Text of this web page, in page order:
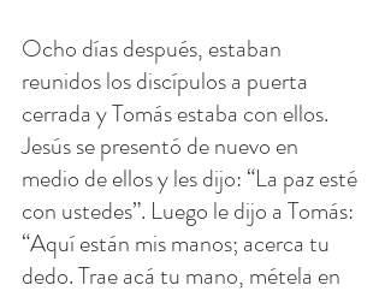
Ocho días después, estaban
reunidos los discípulos a puerta
cerrada y Tomás estaba con ellos.
Jesús se presentó de nuevo en
medio de ellos y les dijo: “La paz esté
con ustedes”. Luego le dijo a Tomás:
“Aquí están mis manos; acerca tu
dedo. Trae acá tu mano, métela en